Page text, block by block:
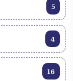
5
4
16